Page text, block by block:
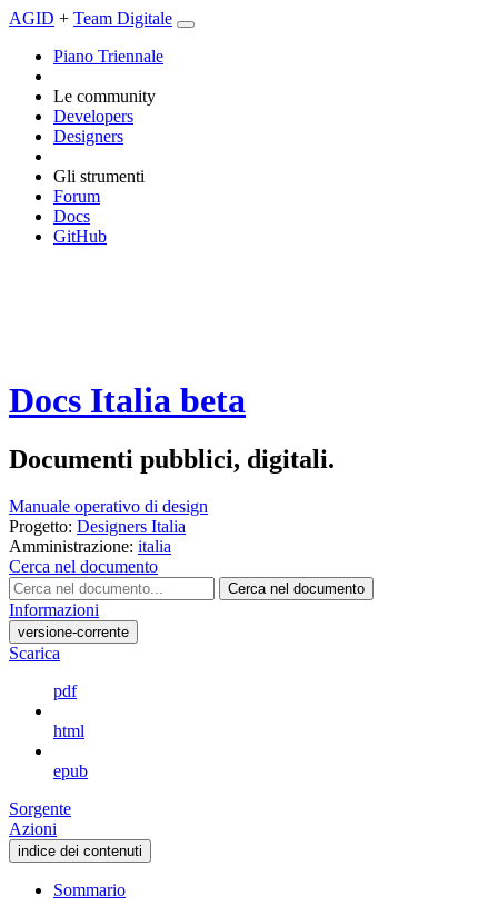
AGID + Team Digitale
Piano Triennale
Le community
Developers
Designers
Gli strumenti
Forum
Docs
GitHub
Docs Italia beta
Documenti pubblici, digitali.
Manuale operativo di design
Progetto: Designers Italia
Amministrazione: italia
Cerca nel documento
Cerca nel documento
Informazioni
versione-corrente
Scarica
pdf
html
epub
Sorgente
Azioni
indice dei contenuti
Sommario